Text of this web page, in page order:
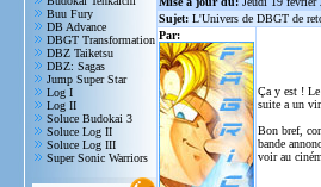
Buu Fury
DB Advance
DBGT Transformation
DBZ Taiketsu
DBZ: Sagas
Jump Super Star
Log I
Log II
Soluce Budokai 3
Soluce Log II
Soluce Log III
Super Sonic Warriors
Sujet: L'Univers de DBGT de
Par:
Ça y est !
suite a un
Bon bref,
bande
voir au